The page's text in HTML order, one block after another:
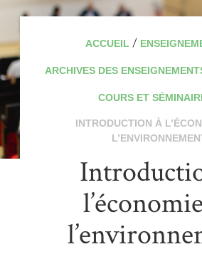
ACCUEIL /
ARCHIVES DES
COURS ET
INTRODUCTION À